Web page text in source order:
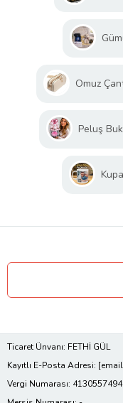
Omuz
Peluş
Kupa
Ticaret Ünvanı: FETHİ GÜL
Kayıtlı E-Posta Adresi:
Vergi Numarası: 4130557494